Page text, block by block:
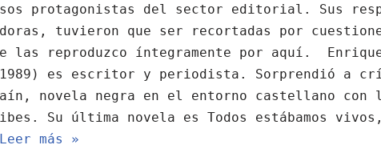
protagonistas del sector editorial. Sus
tuvieron que ser recortadas por
las reproduzco íntegramente por aquí. Enrique
1989) es escritor y periodista. Sorprendió a
novela negra en el entorno castellano con
Su última novela es Todos estábamos
Leer más »